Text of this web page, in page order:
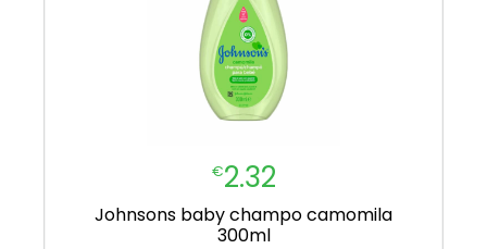
€2.32
johnsons baby champo camomila
300ml